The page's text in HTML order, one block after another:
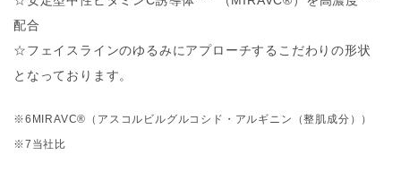
配合
☆フェイスラインのゆるみにアプローチするこだわりの形状
となっております。
※6MIRAVC®️（アスコルビルグルコシド・アルギニン（整肌成分））
※7当社比